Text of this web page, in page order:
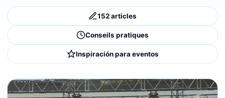
152 articles
Conseils pratiques
Inspiración para eventos